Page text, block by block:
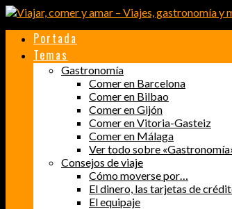
Portada
Temas
Gastronomía
Comer en Barcelona
Comer en Bilbao
Comer en Gijón
Comer en Vitoria-Gasteiz
Comer en Málaga
Ver todo sobre
Consejos de viaje
Cómo moverse por…
El dinero, las tarjetas de
El equipaje